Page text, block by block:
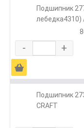
Подшипник
лебедка4310)
- +
Ä
Подшипник
CRAFT